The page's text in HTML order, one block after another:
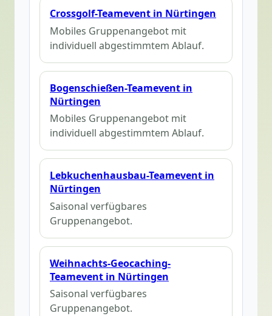
Crossgolf-Teamevent in Nürtingen
Mobiles Gruppenangebot mit
individuell abgestimmtem Ablauf.
Bogenschießen-Teamevent in
Nürtingen
Mobiles Gruppenangebot mit
individuell abgestimmtem Ablauf.
Lebkuchenhausbau-Teamevent in
Nürtingen
Saisonal verfügbares
Gruppenangebot.
Weihnachts-Geocaching-
Teamevent in Nürtingen
Saisonal verfügbares
Gruppenangebot.